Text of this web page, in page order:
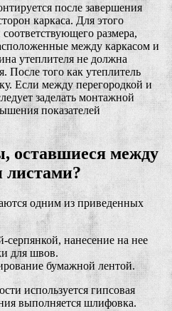
после завершения
каркаса. Для этого
размера,
между каркасом и
утеплителя не должна
того как утеплитель
Если между перегородкой и
заделать монтажной
показателей
оставшиеся между
листами?
одним из приведенных
серпянкой, нанесение на нее
для швов.
бумажной лентой.
используется гипсовая
выполняется шлифовка.